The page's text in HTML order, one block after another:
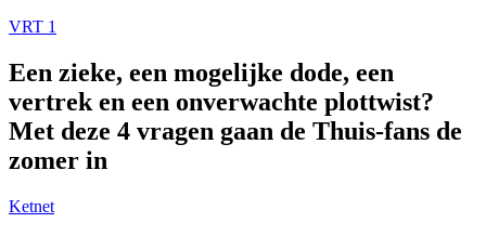
VRT 1
Een zieke, een mogelijke dode, een
vertrek en een onverwachte plottwist?
Met deze 4 vragen gaan de Thuis-fans de
zomer in
Ketnet